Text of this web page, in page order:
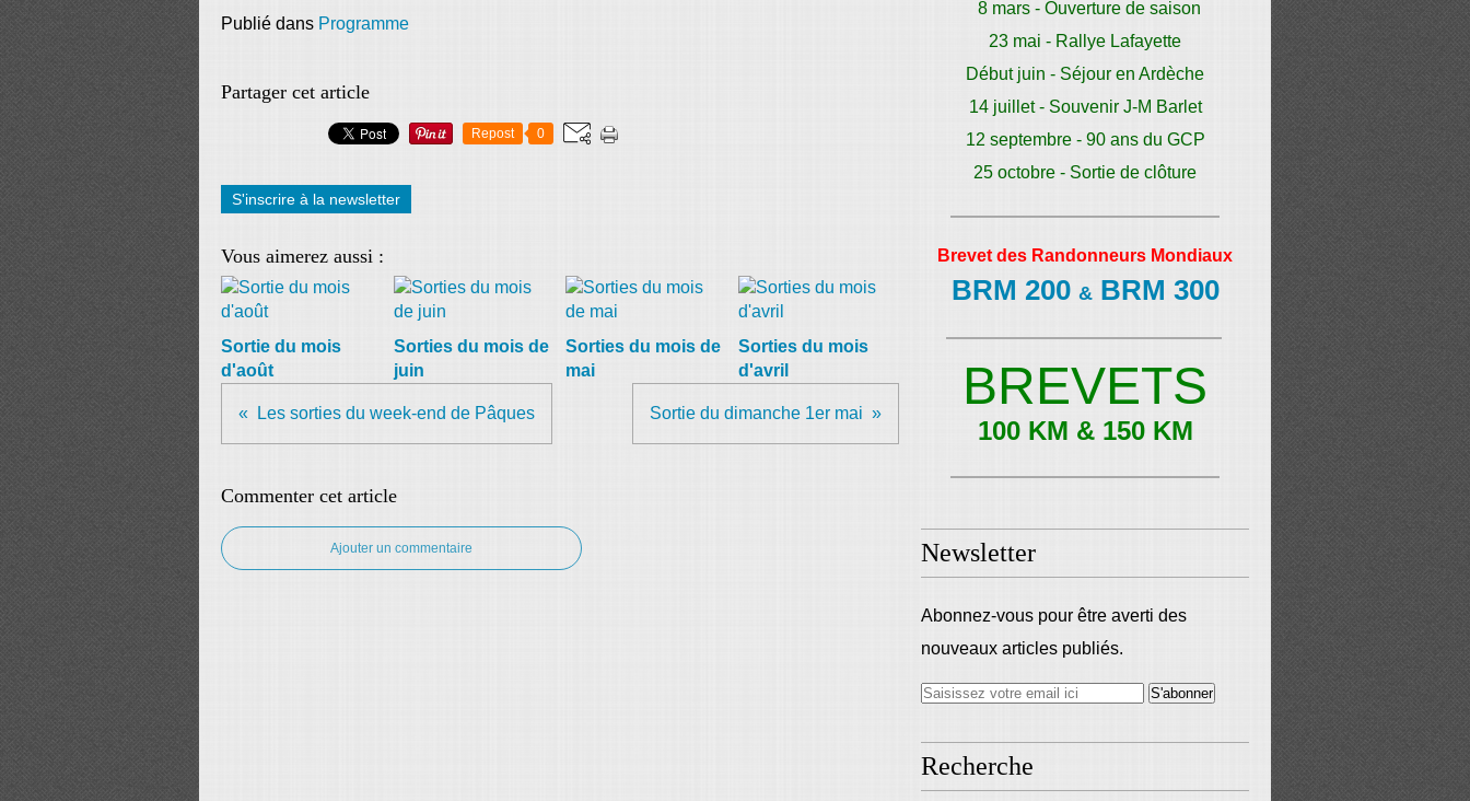
Publié dans Programme
Partager cet article
Repost 0
S'inscrire à la newsletter
Vous aimerez aussi :
Sortie du mois
d'août
Sorties du mois de
juin
Sorties du mois de
mai
Sorties du mois
d'avril
Les sorties du week-end de Pâques Sortie du dimanche 1er mai
Commenter cet article
Ajouter un commentaire
8 mars - Ouverture de saison
23 mai - Rallye Lafayette
Début juin - Séjour en Ardèche
14 juillet - Souvenir J-M Barlet
12 septembre - 90 ans du GCP
25 octobre - Sortie de clôture
Brevet des Randonneurs Mondiaux
BRM 200 &BRM 300
BREVETS
100 KM & 150 KM
Newsletter
Abonnez-vous pour être averti des
nouveaux articles publiés.
Recherche